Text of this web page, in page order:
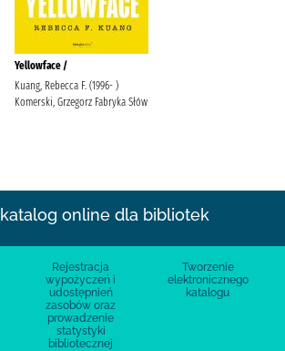
Yellowface /
Kuang, Rebecca F. (1996- )
Komerski, Grzegorz Fabryka Słów
katalog online dla bibliotek
Rejestracja
wypożyczeń i
udostępnień
zasobów oraz
prowadzenie
statystyki
bibliotecznej
Tworzenie
elektronicznego
katalogu